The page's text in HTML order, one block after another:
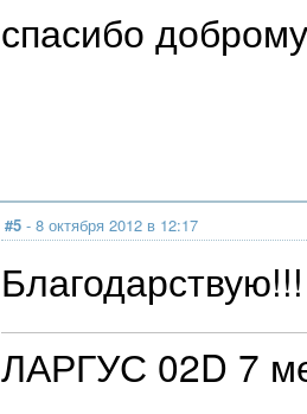
спасибо
#5 - 8 октября 2012 в 12:17
Благодарствую!!!
ЛАРГУС 02D 7